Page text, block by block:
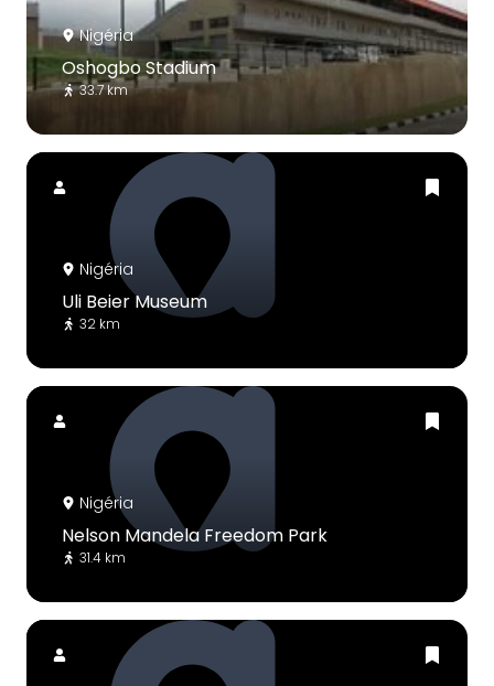
Nigéria
Oshogbo Stadium
33.7 km
Nigéria
Uli Beier Museum
32 km
Nigéria
Nelson Mandela Freedom Park
31.4 km